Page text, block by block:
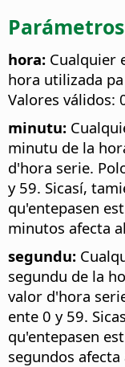
hora: Cualquier
hora utilizada
Valores válidos:
minutu:
minutu de la
d'hora serie.
y 59. Sicasí,
qu'entepasen
minutos afecta
segundu:
segundu de la
valor d'hora
ente 0 y 59.
qu'entepasen
segundos